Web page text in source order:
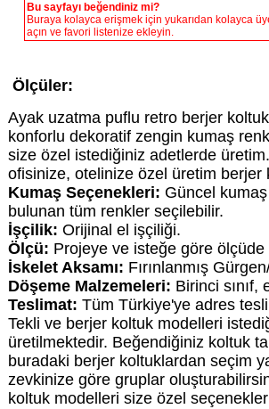
Bu sayfayı beğendiniz mi?
Buraya kolayca erişmek için yukarıdan kolayca
açın ve favori listenize ekleyin.
Ölçüler:
Ayak uzatma puflu retro berjer
konforlu dekoratif zengin kumaş
size özel istediğiniz adetlerde
ofisinize, otelinize özel üretim berjer
Kumaş Seçenekleri: Güncel kumaş
bulunan tüm renkler seçilebilir.
İşçilik: Orijinal el işçiliği.
Ölçü: Projeye ve isteğe göre ölçüde
İskelet Aksamı: Fırınlanmış
Döşeme Malzemeleri: Birinci sınıf,
Teslimat: Tüm Türkiye'ye adres
Tekli ve berjer koltuk modelleri
üretilmektedir. Beğendiğiniz koltuk
buradaki berjer koltuklardan seçim
zevkinize göre gruplar
koltuk modelleri size özel